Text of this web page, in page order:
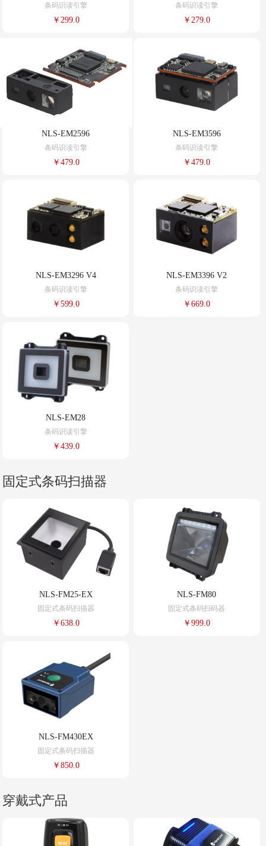
条码识读引擎
￥299.0
条码识读引擎
￥279.0
NLS-EM2596
条码识读引擎
￥479.0
NLS-EM3596
条码识读引擎
￥479.0
NLS-EM3296 V4
条码识读引擎
￥599.0
NLS-EM3396 V2
条码识读引擎
￥669.0
NLS-EM28
条码识读引擎
￥439.0
固定式条码扫描器
NLS-FM25-EX
固定式条码扫描器
￥638.0
NLS-FM80
固定式条码扫码器
￥999.0
NLS-FM430EX
固定式条码扫描器
￥850.0
穿戴式产品